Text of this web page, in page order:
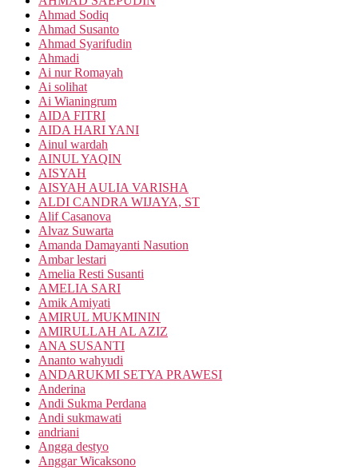
Ahmad Sodiq
Ahmad Susanto
Ahmad Syarifudin
Ahmadi
Ai nur Romayah
Ai solihat
Ai Wianingrum
AIDA FITRI
AIDA HARI YANI
Ainul wardah
AINUL YAQIN
AISYAH
AISYAH AULIA VARISHA
ALDI CANDRA WIJAYA, ST
Alif Casanova
Alvaz Suwarta
Amanda Damayanti Nasution
Ambar lestari
Amelia Resti Susanti
AMELIA SARI
Amik Amiyati
AMIRUL MUKMININ
AMIRULLAH AL AZIZ
ANA SUSANTI
Ananto wahyudi
ANDARUKMI SETYA PRAWESI
Anderina
Andi Sukma Perdana
Andi sukmawati
andriani
Angga destyo
Anggar Wicaksono